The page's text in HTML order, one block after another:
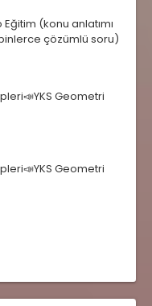
(konu anlatımı
çözümlü soru)
Geometri
Geometri